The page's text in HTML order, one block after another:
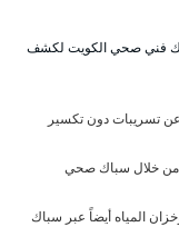
فني صحي الكويت لكشف
تسريبات دون تكسير
من خلال سباك صحي
المياه أيضاً عبر سباك